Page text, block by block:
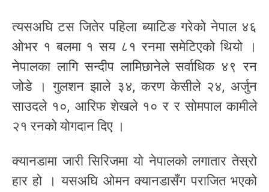
त्यसअघि टस जितेर पहिला ब्याटिङ गरेको नेपाल ४६
ओभर १ बलमा १ सय ८१ रनमा समेटिएको थियो ।
नेपालका लागि सन्दीप लामिछानेले सर्वाधिक ४९ रन
जोडे । गुलशन झाले ३४, करण केसीले २४, अर्जुन
साउदले १०, आरिफ शेखले १० र र सोमपाल कामीले
२१ रनको योगदान दिए ।
क्यानडामा जारी सिरिजमा यो नेपालको लगातार तेस्रो
हार हो । यसअघि ओमन क्यानडासँग पराजित भएको